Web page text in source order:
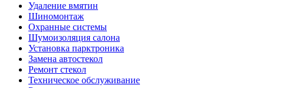
Удаление вмятин
Шиномонтаж
Охранные системы
Шумоизоляция салона
Установка парктроника
Замена автостекол
Ремонт стекол
Техническое обслуживание